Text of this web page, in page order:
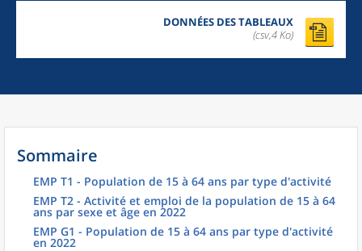
DONNÉES DES TABLEAUX
(csv,4 Ko)
Sommaire
EMP T1 - Population de 15 à 64 ans par type d'activité
EMP T2 - Activité et emploi de la population de 15 à 64
ans par sexe et âge en 2022
EMP G1 - Population de 15 à 64 ans par type d'activité
en 2022